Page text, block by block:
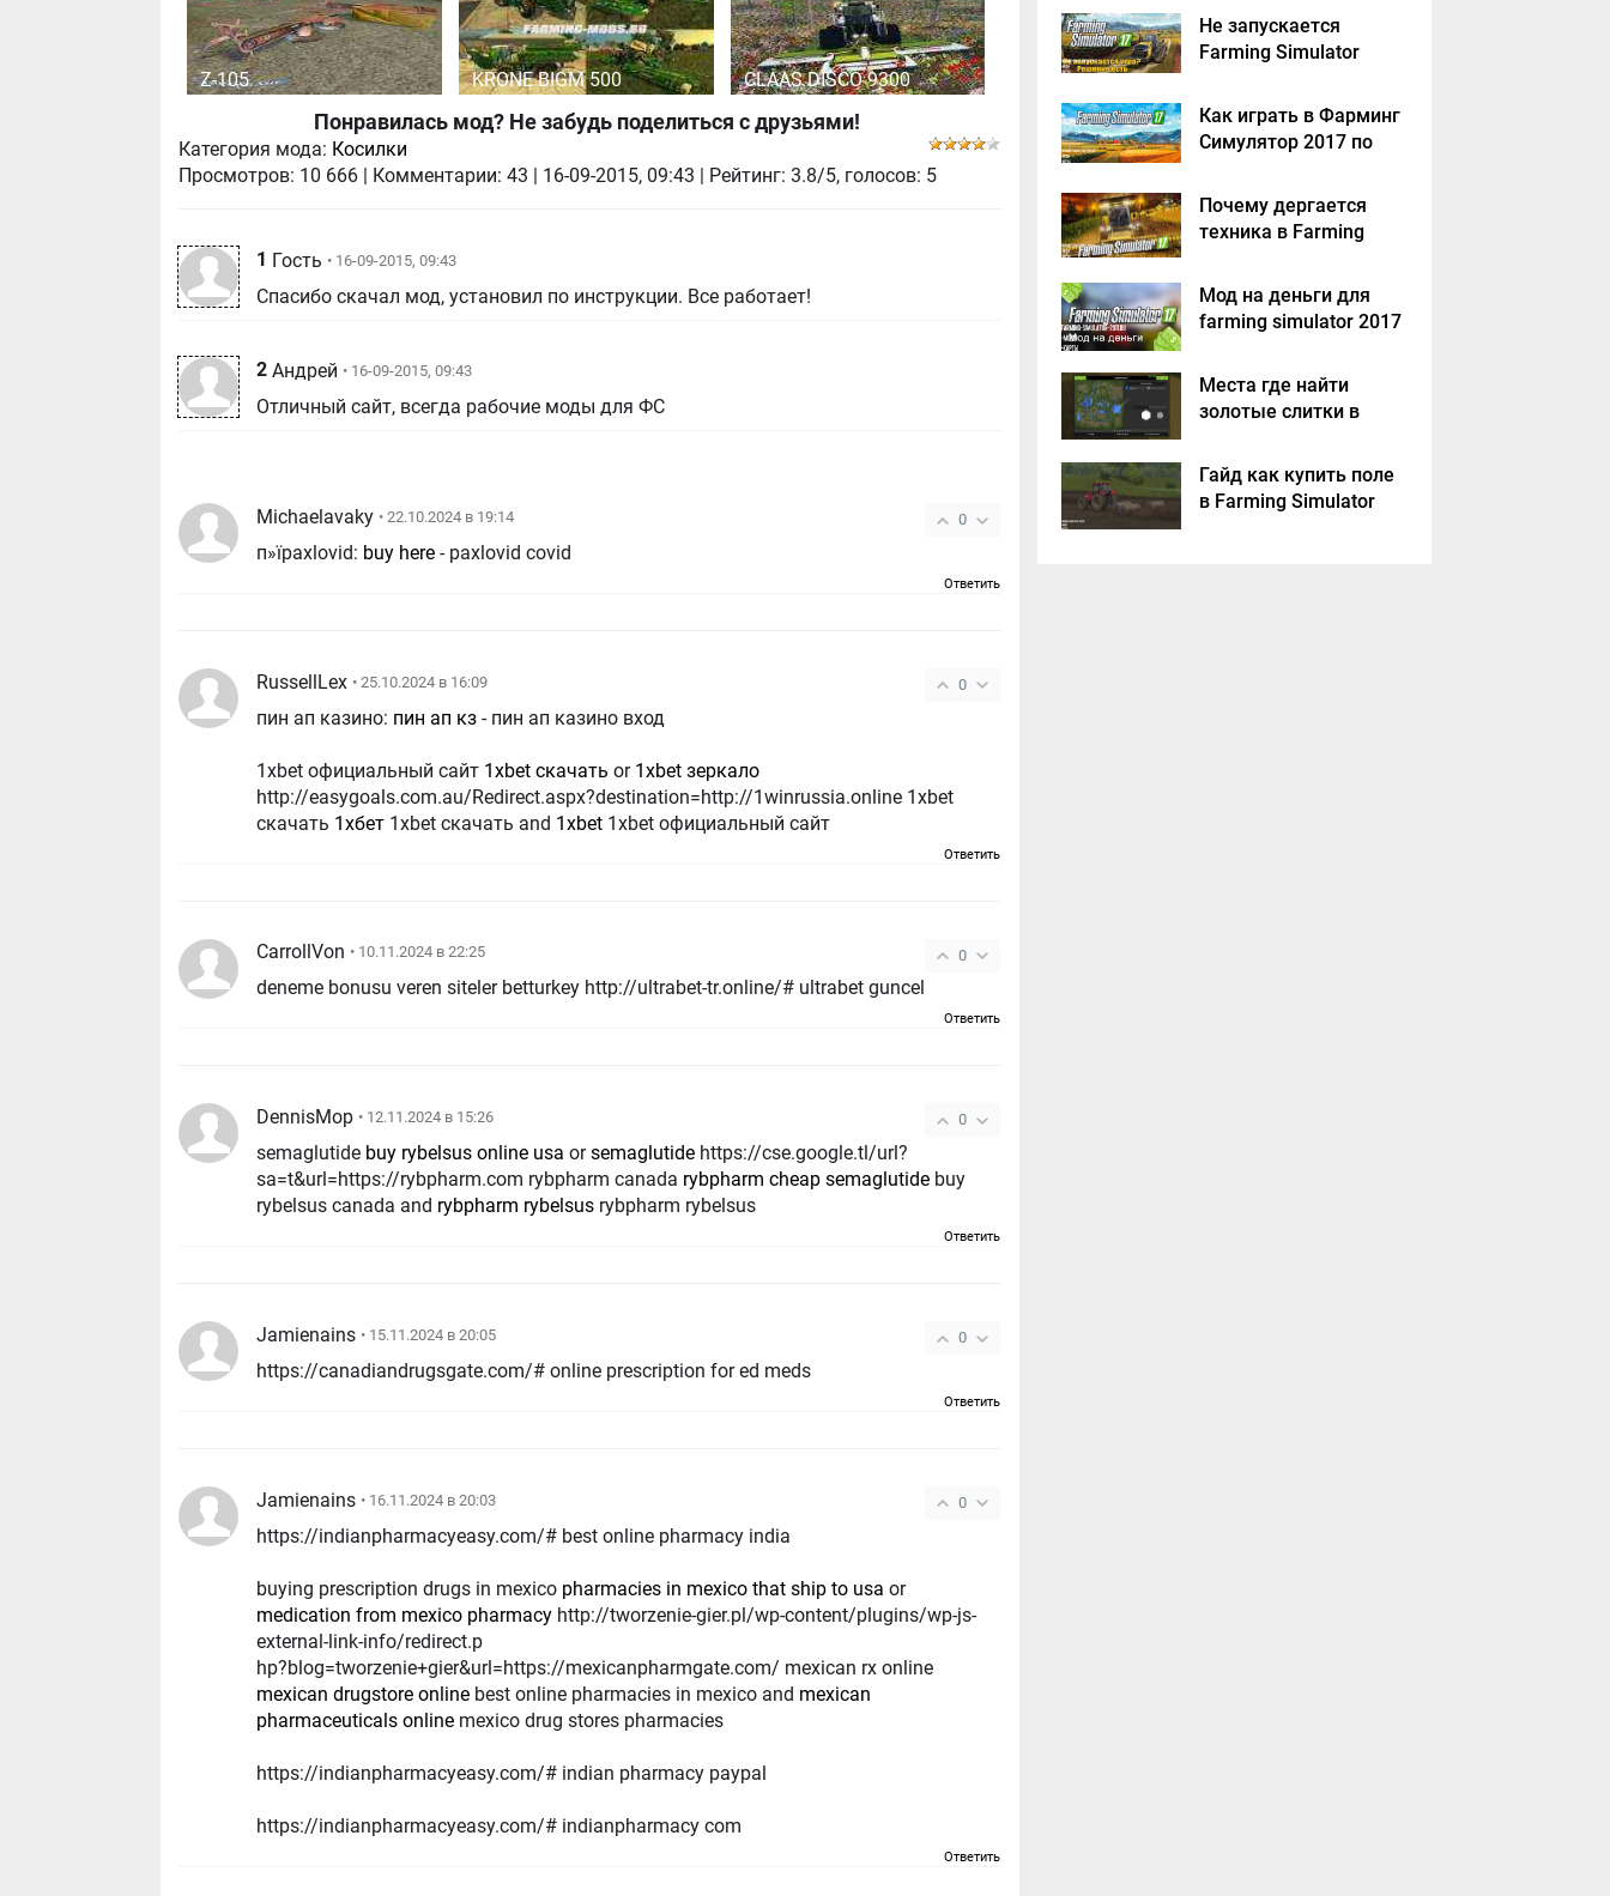
Z-105 KRONE BIGM 500 CLAAS DISCO 9300
Понравилась мод? Не забудь поделиться с друзьями!
Категория мода: Косилки
Просмотров: 10 666 Комментарии: 43 16-09-2015, 09:43 | Рейтинг: 3.8/5, голосов: 5
1 Гость • 16-09-2015, 09:43
Спасибо скачал мод, установил по инструкции. Все работает!
2 Андрей • 16-09-2015, 09:43
Отличный сайт, всегда рабочие моды для ФС
0
Michaelavaky • 22.10.2024 в 19:14
п»їpaxlovid: buy here - paxlovid covid
Ответить
0
RussellLex • 25.10.2024 в 16:09
пин ап казино: пин ап кз - пин ап казино вход
1xbet официальный сайт 1xbet скачать or 1xbet зеркало
http://easygoals.com.au/Redirect.aspx?destination=http://1winrussia.online 1xbet
скачать 1хбет 1xbet скачать and 1xbet 1xbet официальный сайт
Ответить
0
CarrollVon • 10.11.2024 в 22:25
deneme bonusu veren siteler betturkey http://ultrabet-tr.online/# ultrabet guncel
Ответить
0
DennisMop • 12.11.2024 в 15:26
semaglutide buy rybelsus online usa orsemaglutide
sa=t&url=https://rybpharm.com rybpharm canada rybpharm cheap semaglutide buy
rybelsus canada and rybpharm rybelsus rybpharm rybelsus
Ответить
0
Jamienains • 15.11.2024 в 20:05
https://canadiandrugsgate.com/# online prescription for ed meds
Ответить
0
Jamienains • 16.11.2024 в 20:03
https://indianpharmacyeasy.com/# best online pharmacy india
buying prescription drugs in mexico pharmacies in mexico that ship to usa or
medication from mexico pharmacy
external-link-info/redirect.p
hp?blog=tworzenie+gier&url=https://mexicanpharmgate.com/ mexican rx online
mexican drugstore online best online pharmacies in mexico and mexican
pharmaceuticals online mexico drug stores pharmacies
https://indianpharmacyeasy.com/# indian pharmacy paypal
https://indianpharmacyeasy.com/# indianpharmacy com
Ответить
решение
Не запускается
Farming Simulator
Как играть в Фарминг
Симулятор 2017 по
Почему дергается
техника в Farming
Мод на деньги для
farming simulator 2017
Места где найти
золотые слитки в
2017?
Гайд как купить поле
в Farming Simulator